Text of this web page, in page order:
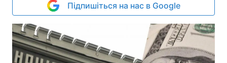
Підпишіться на нас в Google